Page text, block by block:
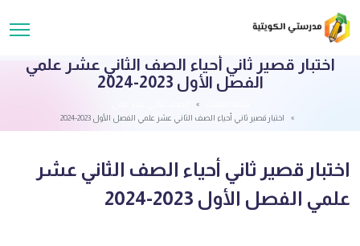
اختبار قصير ثاني أحياء الصف الثاني عشر علمي
الفصل الأول 2023-2024
اختبار قصير ثاني أحياء الصف الثاني عشر علمي الفصل الأول 2023-2024
اختبار قصير ثاني أحياء الصف الثاني عشر
علمي الفصل الأول 2023-2024